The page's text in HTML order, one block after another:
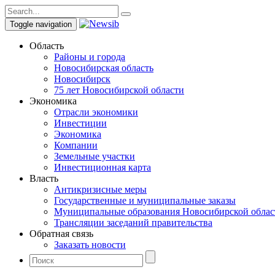
Toggle navigation
Область
Районы и города
Новосибирская область
Новосибирск
75 лет Новосибирской области
Экономика
Отрасли экономики
Инвестиции
Экономика
Компании
Земельные участки
Инвестиционная карта
Власть
Антикризисные меры
Государственные и муниципальные заказы
Муниципальные образования Новосибирской
Трансляции заседаний правительства
Обратная связь
Заказать новости